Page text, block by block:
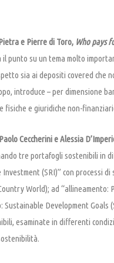
e Pierre di Toro, Who pays
il punto su un tema molto
sia ai depositi covered che
introduce – per dimensione
fisiche e giuridiche non-
Ceccherini e Alessia
tre portafogli sostenibili in
(SRI)” con processi di
World); ad “allineamento:
Development Goals
esaminate in differenti